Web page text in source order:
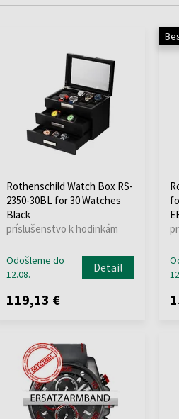
Rothenschild Watch Box RS-
2350-30BL for 30 Watches
Black
príslušenstvo k hodinkám
Odošleme do
12.08.
Detail
119,13 €